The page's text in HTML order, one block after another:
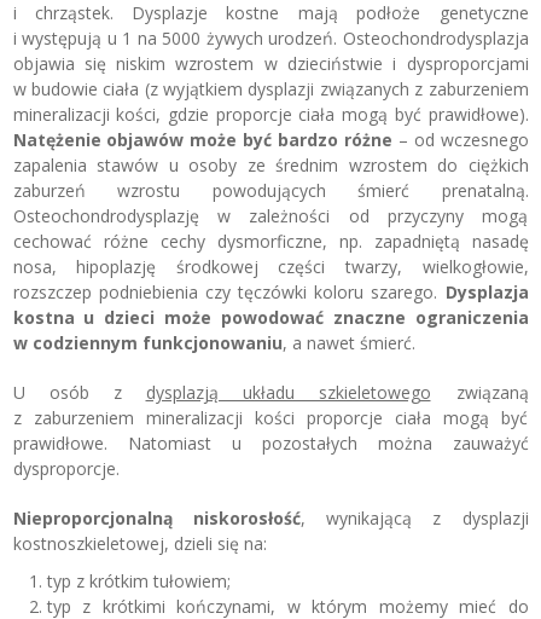
i chrząstek. Dysplazje kostne mają podłoże genetyczne
i występują u 1 na 5000 żywych urodzeń. Osteochondrodysplazja
objawia się niskim wzrostem w dzieciństwie i dysproporcjami
w budowie ciała (z wyjątkiem dysplazji związanych z zaburzeniem
mineralizacji kości, gdzie proporcje ciała mogą być prawidłowe).
Natężenie objawów może być bardzo różne – od wczesnego
zapalenia stawów u osoby ze średnim wzrostem do ciężkich
zaburzeń wzrostu powodujących śmierć prenatalną.
Osteochondrodysplazję w zależności od przyczyny mogą
cechować różne cechy dysmorficzne, np. zapadniętą nasadę
nosa, hipoplazję środkowej części twarzy, wielkogłowie,
rozszczep podniebienia czy tęczówki koloru szarego. Dysplazja
kostna u dzieci może powodować znaczne ograniczenia
w codziennym funkcjonowaniu, a nawet śmierć.
U osób z dysplazją układu szkieletowego związaną
z zaburzeniem mineralizacji kości proporcje ciała mogą być
prawidłowe. Natomiast u pozostałych można zauważyć
dysproporcje.
Nieproporcjonalną niskorosłość, wynikającą z dysplazji
kostnoszkieletowej, dzieli się na:
typ z krótkim tułowiem;
typ z krótkimi kończynami, w którym możemy mieć do